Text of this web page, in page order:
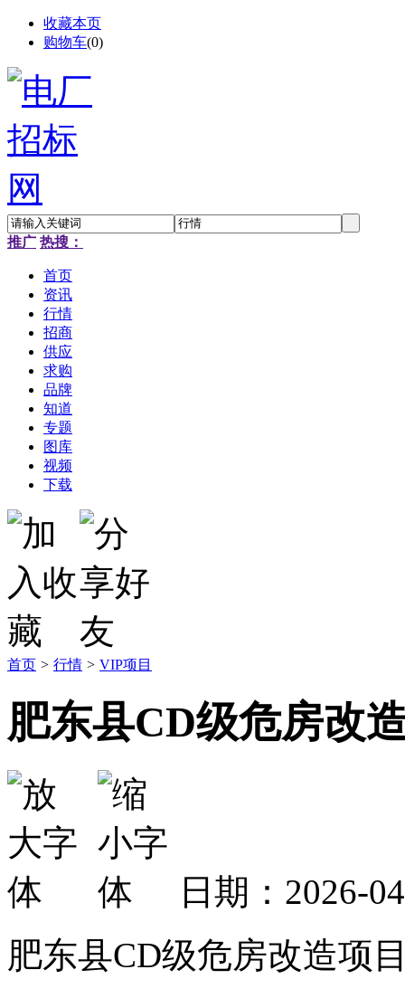
收藏本页
购物车(0)
推广 热搜：
首页
资讯
行情
招商
供应
求购
品牌
知道
专题
图库
视频
下载
首页 > 行情 > VIP项目
肥东县CD级危房改
日期：2026-
肥东县CD级危房改造项